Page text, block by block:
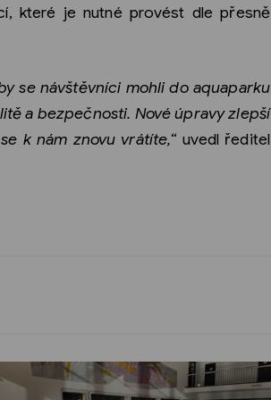
které je nutné provést dle přesně
se návštěvníci mohli do aquaparku
a bezpečnosti. Nové úpravy zlepší
k nám znovu vrátíte,“ uvedl ředitel